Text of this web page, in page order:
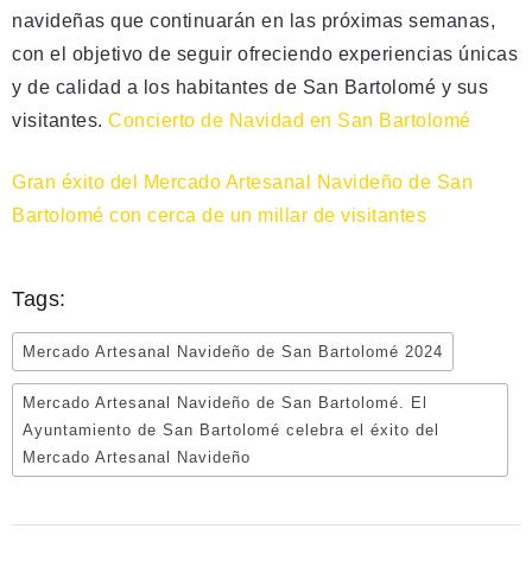
navideñas que continuarán en las próximas semanas,
con el objetivo de seguir ofreciendo experiencias únicas
y de calidad a los habitantes de San Bartolomé y sus
visitantes. Concierto de Navidad en San Bartolomé
Gran éxito del Mercado Artesanal Navideño de San
Bartolomé con cerca de un millar de visitantes
Tags:
Mercado Artesanal Navideño de San Bartolomé 2024
Mercado Artesanal Navideño de San Bartolomé. El
Ayuntamiento de San Bartolomé celebra el éxito del
Mercado Artesanal Navideño